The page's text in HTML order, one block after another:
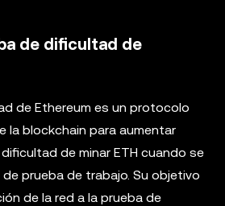
de dificultad de
de Ethereum es un protocolo
la blockchain para aumentar
de minar ETH cuando se
prueba de trabajo. Su objetivo
de la red a la prueba de